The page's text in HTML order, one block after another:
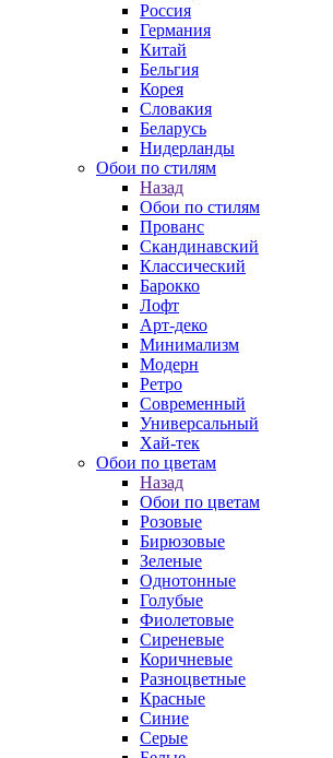
Россия
Германия
Китай
Бельгия
Корея
Словакия
Беларусь
Нидерланды
Обои по стилям
Назад
Обои по стилям
Прованс
Скандинавский
Классический
Барокко
Лофт
Арт-деко
Минимализм
Модерн
Ретро
Современный
Универсальный
Хай-тек
Обои по цветам
Назад
Обои по цветам
Розовые
Бирюзовые
Зеленые
Однотонные
Голубые
Фиолетовые
Сиреневые
Коричневые
Разноцветные
Красные
Синие
Серые